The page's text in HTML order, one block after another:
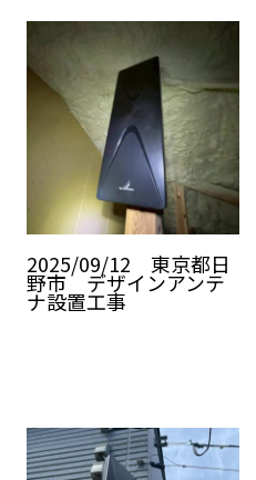
2025/09/12 東京都日
野市 デザインアンテ
ナ設置工事